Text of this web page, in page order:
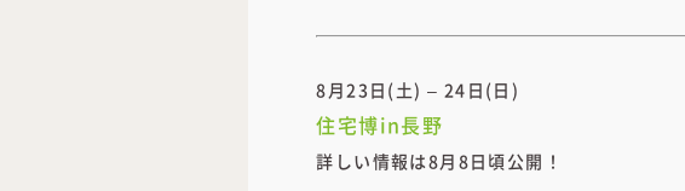
8月23日(土) – 24日(日)
住宅博in長野
詳しい情報は8月8日頃公開！